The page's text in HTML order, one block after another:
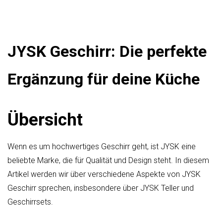
JYSK Geschirr: Die perfekte
Ergänzung für deine Küche
Übersicht
Wenn es um hochwertiges Geschirr geht, ist JYSK eine
beliebte Marke, die für Qualität und Design steht. In diesem
Artikel werden wir über verschiedene Aspekte von JYSK
Geschirr sprechen, insbesondere über JYSK Teller und
Geschirrsets.